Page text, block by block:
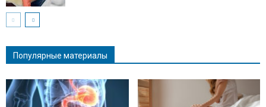
Популярные материалы